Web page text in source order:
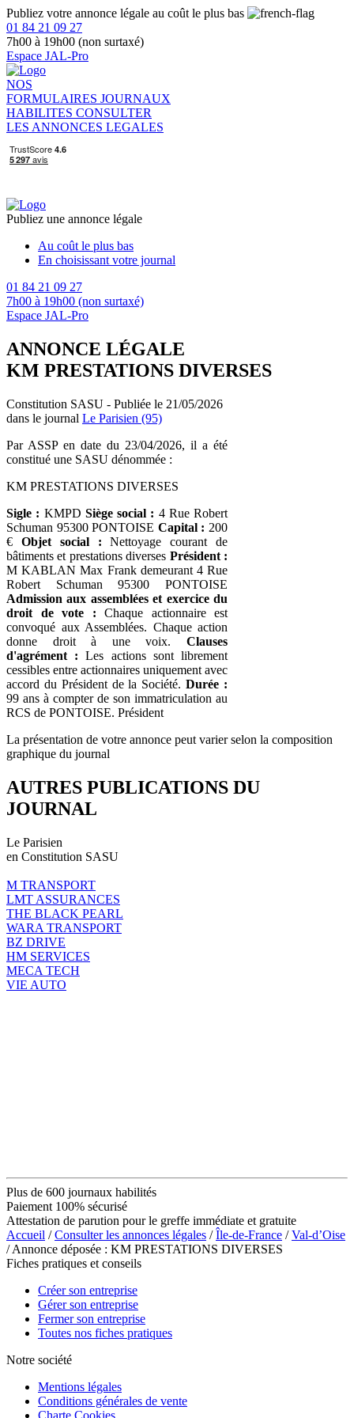
Publiez votre annonce légale au coût le plus bas
01 84 21 09 27
7h00 à 19h00 (non surtaxé)
Espace JAL-Pro
NOS
FORMULAIRES JOURNAUX
HABILITES CONSULTER
LES ANNONCES LEGALES
Publiez une annonce légale
Au coût le plus bas
En choisissant votre journal
01 84 21 09 27
7h00 à 19h00 (non surtaxé)
Espace JAL-Pro
ANNONCE LÉGALE
KM PRESTATIONS DIVERSES
Constitution SASU - Publiée le 21/05/2026
dans le journal Le Parisien (95)
Par ASSP en date du 23/04/2026, il a été
constitué une SASU dénommée :
KM PRESTATIONS DIVERSES
Sigle : KMPD Siège social : 4 Rue Robert
Schuman 95300 PONTOISE Capital : 200
€ Objet social : Nettoyage courant de
bâtiments et prestations diverses Président :
M KABLAN Max Frank demeurant 4 Rue
Robert Schuman 95300 PONTOISE
Admission aux assemblées et exercice du
droit de vote : Chaque actionnaire est
convoqué aux Assemblées. Chaque action
donne droit à une voix. Clauses
d'agrément : Les actions sont librement
cessibles entre actionnaires uniquement avec
accord du Président de la Société.Durée :
99 ans à compter de son immatriculation au
RCS de PONTOISE. Président
La présentation de votre annonce peut varier selon la composition
graphique du journal
AUTRES PUBLICATIONS DU
JOURNAL
Le Parisien
en Constitution SASU
M TRANSPORT
LMT ASSURANCES
THE BLACK PEARL
WARA TRANSPORT
BZ DRIVE
HM SERVICES
MECA TECH
VIE AUTO
Plus de 600 journaux habilités
Paiement 100% sécurisé
Attestation de parution pour le greffe immédiate et gratuite
Accueil /Consulter les annonces légales /Île-de-France /Val-d’Oise
/ Annonce déposée : KM PRESTATIONS DIVERSES
Fiches pratiques et conseils
Créer son entreprise
Gérer son entreprise
Fermer son entreprise
Toutes nos fiches pratiques
Notre société
Mentions légales
Conditions générales de vente
Charte Cookies